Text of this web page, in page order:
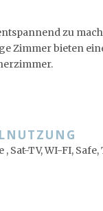
zu
Zimmer bieten
TV, WI-FI,